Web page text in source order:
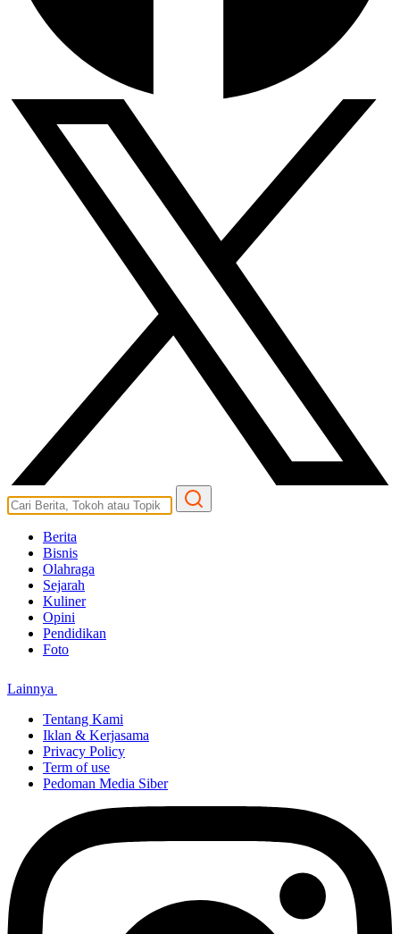
Berita
Bisnis
Olahraga
Sejarah
Kuliner
Opini
Pendidikan
Foto
Lainnya
Tentang Kami
Iklan & Kerjasama
Privacy Policy
Term of use
Pedoman Media Siber